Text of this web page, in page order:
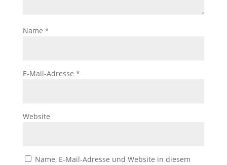
Name *
E-Mail-Adresse *
Website
Name, E-Mail-Adresse und Website in diesem